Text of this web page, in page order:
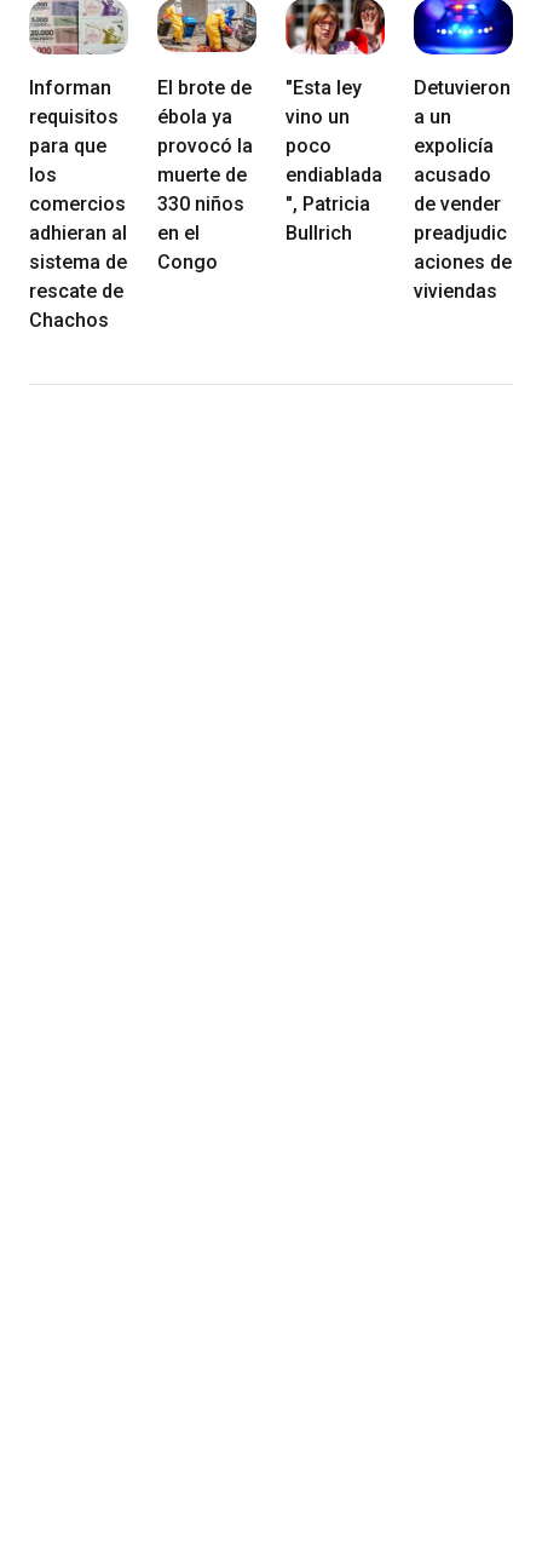
Informan
requisitos
para que
los
comercios
adhieran al
sistema de
rescate de
Chachos
El brote de
ébola ya
provocó la
muerte de
330 niños
en el
Congo
"Esta ley
vino un
poco
endiablada
", Patricia
Bullrich
Detuvieron
a un
expolicía
acusado
de vender
preadjudic
aciones de
viviendas